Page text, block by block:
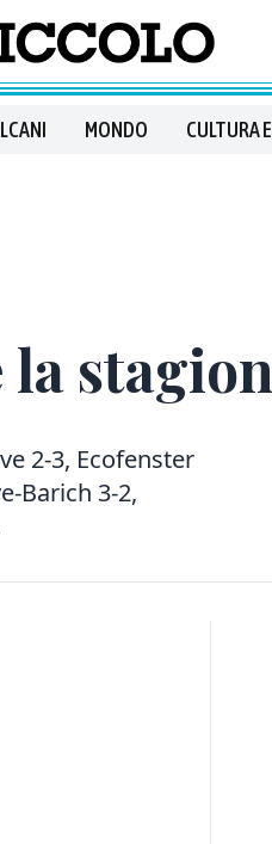
MONDO CULTURA
2-3, Ecofenster
Barich 3-2,